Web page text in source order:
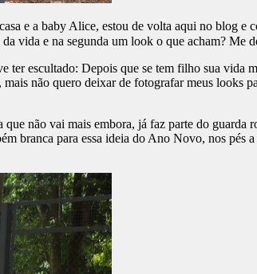
e a baby Alice, estou de volta aqui no blog e
vida e na segunda um look o que acham? Me
ter escultado: Depois que se tem filho sua
não quero deixar de fotografar meus looks
não vai mais embora, já faz parte do
branca para essa ideia do Ano Novo, nos pés